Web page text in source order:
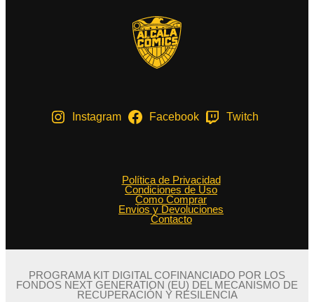
Instagram Facebook Twitch
Política de Privacidad
Condiciones de Uso
Como Comprar
Envios y Devoluciones
Contacto
PROGRAMA KIT DIGITAL COFINANCIADO POR LOS
FONDOS NEXT GENERATION (EU) DEL MECANISMO DE
RECUPERACIÓN Y RESILENCIA